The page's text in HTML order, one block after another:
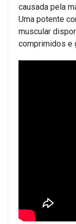
causada pela
Uma potente
muscular
comprimidos e